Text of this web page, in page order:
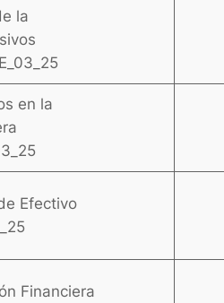
la
en la
Efectivo
Financiera